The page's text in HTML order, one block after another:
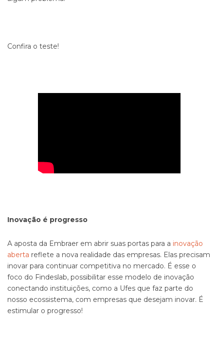
Confira o teste!
Inovação é progresso
A aposta da Embraer em abrir suas portas para a inovação
aberta reflete a nova realidade das empresas. Elas precisam
inovar para continuar competitiva no mercado. É esse o
foco do Findeslab, possibilitar esse modelo de inovação
conectando instituições, como a Ufes que faz parte do
nosso ecossistema, com empresas que desejam inovar. É
estimular o progresso!